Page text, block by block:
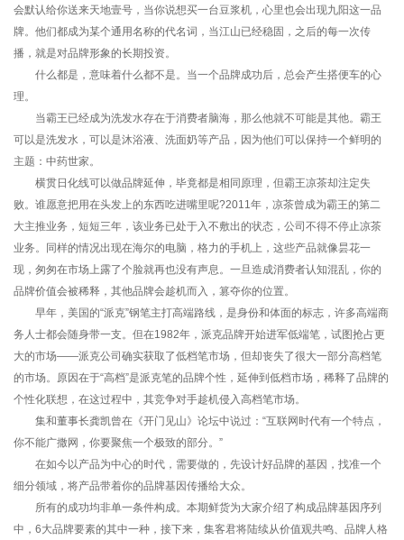
会默认给你送来天地壹号，当你说想买一台豆浆机，心里也会出现九阳这一品
牌。他们都成为某个通用名称的代名词，当江山已经稳固，之后的每一次传
播，就是对品牌形象的长期投资。
什么都是，意味着什么都不是。当一个品牌成功后，总会产生搭便车的心
理。
当霸王已经成为洗发水存在于消费者脑海，那么他就不可能是其他。霸王
可以是洗发水，可以是沐浴液、洗面奶等产品，因为他们可以保持一个鲜明的
主题：中药世家。
横贯日化线可以做品牌延伸，毕竟都是相同原理，但霸王凉茶却注定失
败。谁愿意把用在头发上的东西吃进嘴里呢?2011年，凉茶曾成为霸王的第二
大主推业务，短短三年，该业务已处于入不敷出的状态，公司不得不停止凉茶
业务。同样的情况出现在海尔的电脑，格力的手机上，这些产品就像昙花一
现，匆匆在市场上露了个脸就再也没有声息。一旦造成消费者认知混乱，你的
品牌价值会被稀释，其他品牌会趁机而入，篡夺你的位置。
早年，美国的“派克”钢笔主打高端路线，是身份和体面的标志，许多高端商
务人士都会随身带一支。但在1982年，派克品牌开始进军低端笔，试图抢占更
大的市场——派克公司确实获取了低档笔市场，但却丧失了很大一部分高档笔
的市场。原因在于“高档”是派克笔的品牌个性，延伸到低档市场，稀释了品牌的
个性化联想，在这过程中，其竞争对手趁机侵入高档笔市场。
集和董事长龚凯曾在《开门见山》论坛中说过：“互联网时代有一个特点，
你不能广撒网，你要聚焦一个极致的部分。”
在如今以产品为中心的时代，需要做的，先设计好品牌的基因，找准一个
细分领域，将产品带着你的品牌基因传播给大众。
所有的成功均非单一条件构成。本期鲜货为大家介绍了构成品牌基因序列
中，6大品牌要素的其中一种，接下来，集客君将陆续从价值观共鸣、品牌人格